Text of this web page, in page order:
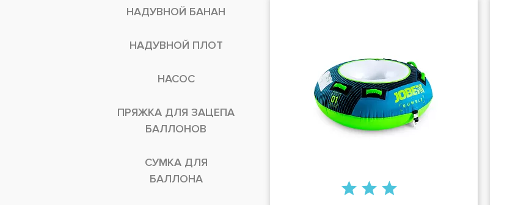
НАДУВНОЙ БАНАН
НАДУВНОЙ ПЛОТ
НАСОС
ПРЯЖКА ДЛЯ ЗАЦЕПА
БАЛЛОНОВ
СУМКА ДЛЯ
БАЛЛОНА